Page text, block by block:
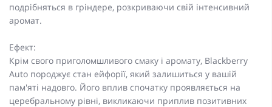
подрібняться в гріндере, розкриваючи свій інтенсивний
аромат.
Ефект:
Крім свого приголомшливого смаку і аромату, Blackberry
Auto породжує стан ейфорії, який залишиться у вашій
пам'яті надовго. Його вплив спочатку проявляється на
церебральному рівні, викликаючи приплив позитивних